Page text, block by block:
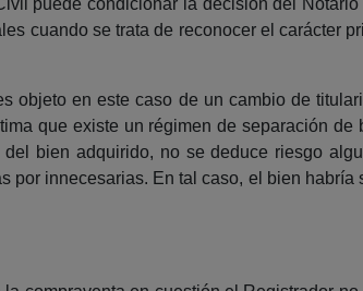
cuando se trata de reconocer el carácter
objeto en este caso de un cambio de
que existe un régimen de separación de
bien adquirido, no se deduce riesgo
por innecesarias. En tal caso, el bien habría